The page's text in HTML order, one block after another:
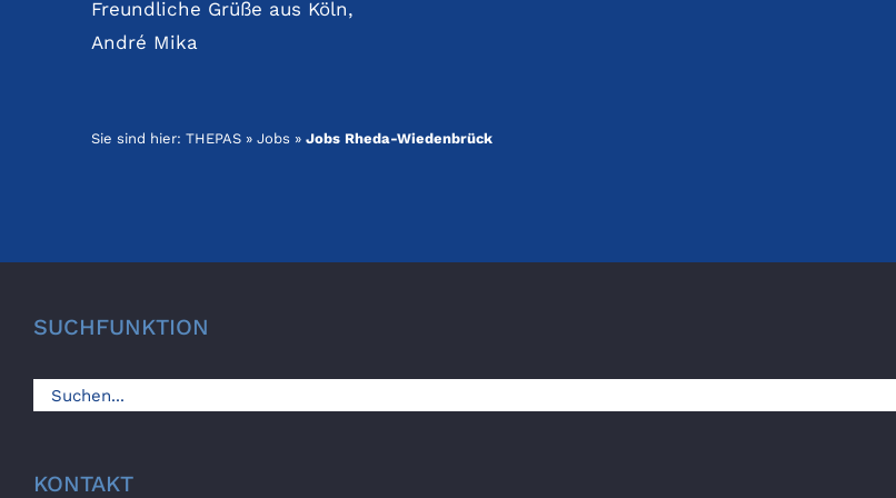
Freundliche Grüße aus Köln,
André Mika
Sie sind hier: THEPAS » Jobs » Jobs Rheda-Wiedenbrück
SUCHFUNKTION
Suche
KONTAKT